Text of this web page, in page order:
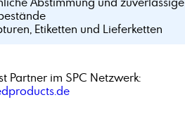
Etiketten und Lieferketten
Partner im SPC Netzwerk: